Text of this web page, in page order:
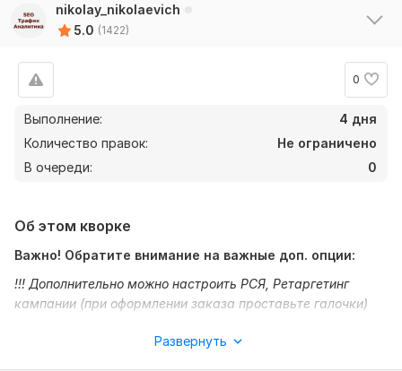
nikolay_nikolaevich
5.0 (1422)
0
Выполнение:
4 дня
Количество правок:
Не ограничено
В очереди:
0
Об этом кворке
Важно! Обратите внимание на важные доп. опции:
!!! Дополнительно можно настроить РСЯ, Ретаргетинг
кампании (при оформлении заказа проставьте галочки)
конверсионный мониторинг (см. доп. опции)
Развернуть